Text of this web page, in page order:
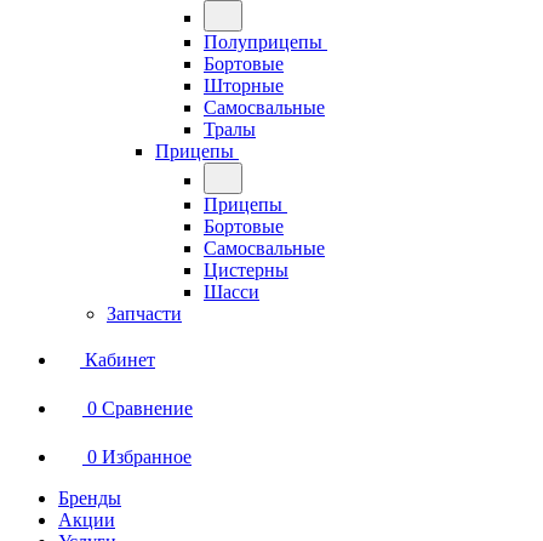
Полуприцепы
Бортовые
Шторные
Самосвальные
Тралы
Прицепы
Прицепы
Бортовые
Самосвальные
Цистерны
Шасси
Запчасти
Кабинет
0 Сравнение
0 Избранное
Бренды
Акции